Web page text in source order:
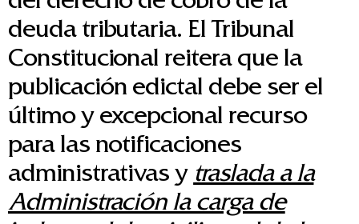
deuda tributaria. El Tribunal
Constitucional reitera que la
publicación edictal debe ser el
último y excepcional recurso
para las notificaciones
administrativas y traslada a la
Administración la carga de